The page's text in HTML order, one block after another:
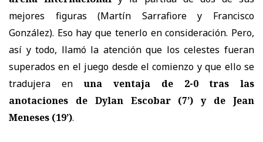
mejores figuras (Martín Sarrafiore y Francisco
González). Eso hay que tenerlo en consideración. Pero,
así y todo, llamó la atención que los celestes fueran
superados en el juego desde el comienzo y que ello se
tradujera enuna ventaja de 2-0 tras las
anotaciones de Dylan Escobar (7’) y de Jean
Meneses (19’).